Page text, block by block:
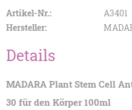
Artikel-Nr.:
A3401
Hersteller:
Details
MADARA Plant Stem Cell
30 für den Körper 100ml